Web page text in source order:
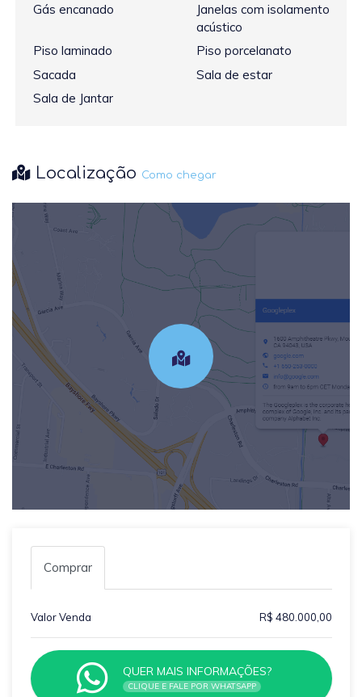
Gás encanado
Janelas com isolamento
acústico
Piso laminado
Piso porcelanato
Sacada
Sala de estar
Sala de Jantar
Localização Como chegar
Comprar
Valor Venda R$ 480.000,00
QUER MAIS INFORMAÇÕES?
CLIQUE E FALE POR WHATSAPP